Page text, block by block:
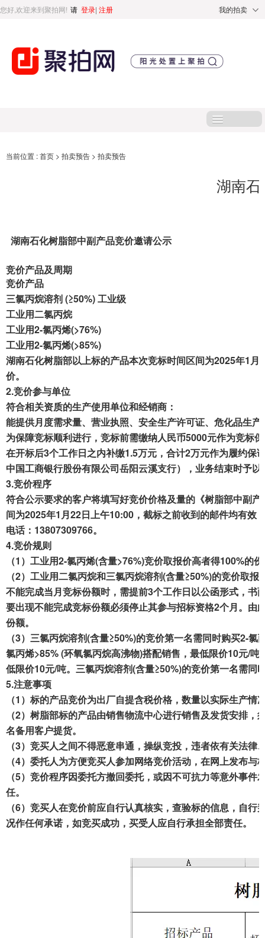
您好,欢迎来到聚拍网! 请 登录| 注册 我的拍卖
首页
处置专区
打折资产
废钢行情
当前位置 :首页 > 拍卖预告 > 拍卖预告
湖南
湖南石化树脂部中副产品竞价邀请公示
竞价产品及周期
竞价产品
三氯丙烷溶剂 (≥50%) 工业级
工业用二氯丙烷
工业用2-氯丙烯(>76%)
工业用2-氯丙烯(>85%)
湖南石化树脂部以上标的产品本次竞标时间区间为2025年1
价。
2.竞价参与单位
符合相关资质的生产使用单位和经销商：
能提供月度需求量、营业执照、安全生产许可证、危化品生
为保障竞标顺利进行，竞标前需缴纳人民币5000元作为竞标
在开标后3个工作日之内补缴1.5万元，合计2万元作为履约
中国工商银行股份有限公司岳阳云溪支行），业务结束时予
3.竞价程序
符合公示要求的客户将填写好竞价价格及量的《树脂部中副
间为2025年1月22日上午10:00，截标之前收到的邮件均有
电话：13807309766。
4.竞价规则
（1）工业用2-氯丙烯(含量>76%)竞价取报价高者得100%的
（2）工业用二氯丙烷和三氯丙烷溶剂(含量≥50%)的竞价取
不能完成当月竞标份额时，需提前3个工作日以公函形式，
要出现不能完成竞标份额必须停止其参与招标资格2个月。
份额。
（3）三氯丙烷溶剂(含量≥50%)的竞价第一名需同时购买2-
氯丙烯>85% (环氧氯丙烷高沸物)搭配销售，最低限价10元/吨
低限价10元/吨。三氯丙烷溶剂(含量≥50%)的竞价第一名需同
5.注意事项
（1）标的产品竞价为出厂自提含税价格，数量以实际生产情
（2）树脂部标的产品由销售物流中心进行销售及发货安排
名备用客户提货。
（3）竞买人之间不得恶意串通，操纵竞投，违者依有关法律
（4）委托人为方便竞买人参加网络竞价活动，在网上发布
（5）竞价程序因委托方撤回委托，或因不可抗力等意外事
任。
（6）竞买人在竞价前应自行认真核实，查验标的信息，自
况作任何承诺，如竞买成功，买受人应自行承担全部责任。